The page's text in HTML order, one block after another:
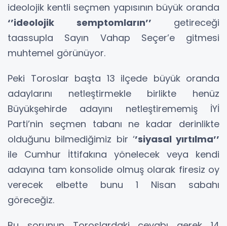
ideolojik kentli seçmen yapısının büyük oranda
‘’ideolojik semptomların’’ getireceği
taassupla Sayın Vahap Seçer’e gitmesi
muhtemel görünüyor.
Peki Toroslar başta 13 ilçede büyük oranda
adaylarını netleştirmekle birlikte henüz
Büyükşehirde adayını netleştirememiş İYİ
Parti’nin seçmen tabanı ne kadar derinlikte
olduğunu bilmediğimiz bir ‘’siyasal yırtılma’’
ile Cumhur İttifakına yönelecek veya kendi
adayına tam konsolide olmuş olarak firesiz oy
verecek elbette bunu 1 Nisan sabahı
göreceğiz.